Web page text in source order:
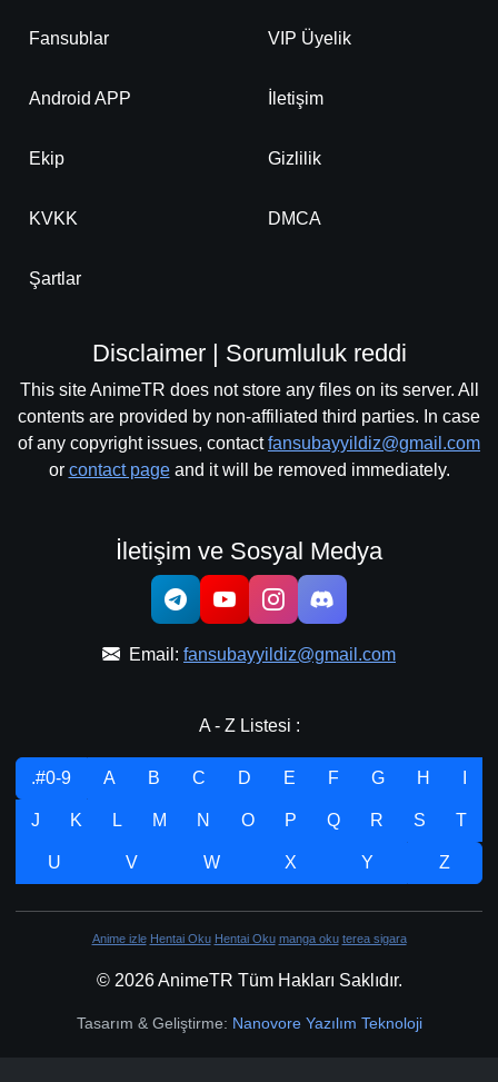
Fansublar VIP Üyelik
Android APP İletişim
Ekip Gizlilik
KVKK DMCA
Şartlar
Disclaimer | Sorumluluk reddi
This site AnimeTR does not store any files on its server. All
contents are provided by non-affiliated third parties. In case
of any copyright issues, contactfansubayyildiz@gmail.com
or contact pageand it will be removed immediately.
İletişim ve Sosyal Medya
Email: fansubayyildiz@gmail.com
A - Z Listesi :
.#0-9 A B C D E F G H
J K L M N O P Q R S T
U V W X Y Z
Anime izle Hentai Oku Hentai Oku manga oku terea sigara
© 2026 AnimeTR Tüm Hakları Saklıdır.
Tasarım & Geliştirme: Nanovore Yazılım Teknoloji